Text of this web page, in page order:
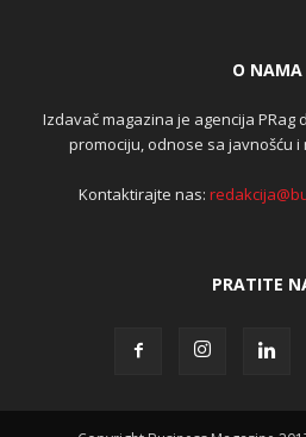
O NAMA
Izdavač magazina je agencija PRag
promociju, odnose sa javnošću
Kontaktirajte nas:
PRATITE